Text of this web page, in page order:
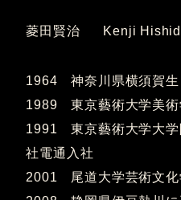
菱田賢治 Kenji
1964 神奈川県横須賀生
1989 東京藝術大学美術
1991 東京藝術大学大学
社電通入社
2001 尾道大学芸術文化